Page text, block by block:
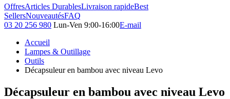
OffresArticles DurablesLivraison rapideBest
SellersNouveautésFAQ
03 20 256 980 Lun-Ven 9:00-16:00E-mail
Accueil
Lampes & Outillage
Outils
Décapsuleur en bambou avec niveau Levo
Décapsuleur en bambou avec niveau Levo